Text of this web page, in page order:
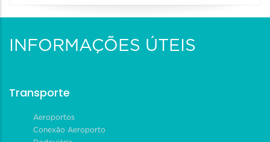
INFORMAÇÕES ÚTEIS
Transporte
Aeroportos
Conexão Aeroporto